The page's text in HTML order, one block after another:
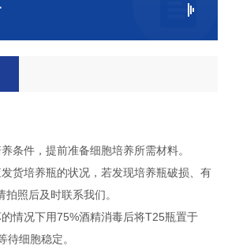
条件，提前准备细胞培养所需材料。
货培养瓶的状况，若发现培养瓶破损、有
照后及时联系我们。
情况下用75%酒精消毒后将T25瓶置于
细胞稳定。